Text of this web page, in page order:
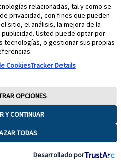
de venta
Acerca de nosotros
Aviso sobre la Ley de datos
derechos reservados.
tiene alguna duda o pregunta acerca
Abbott.
relacionadas, tal y como se
privacidad, con fines que pueden
sitio, el análisis, la mejora de la
Usted puede optar por
tecnologías, o gestionar sus propias
CookiesTracker Details
Y CONTINUAR
TODAS
OPCIONES
Desarrollado por